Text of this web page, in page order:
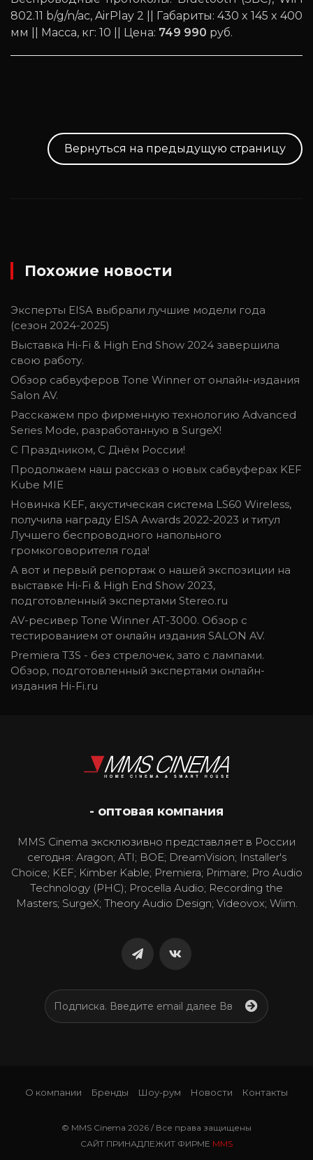
802.11 b/g/n/ac, AirPlay 2 || Габариты: 430 x 145 x 400
мм || Масса, кг: 10 || Цена: 749 990 руб.
Вернуться на предыдущую страницу
Похожие новости
Эксперты EISA выбрали лучшие модели года
(сезон 2024-2025)
Выставка Hi-Fi & High End Show 2024 завершила
свою работу.
Обзор сабвуферов Tone Winner от онлайн-издания
Salon AV.
Расскажем про фирменную технологию Advanced
Series Modе, разработанную в SurgeX!
С Праздником, С Днём России!
Продолжаем наш рассказ о новых сабвуферах KEF
Kube MIE
Новинка KEF, акустическая система LS60 Wireless,
получила награду EISA Awards 2022-2023 и титул
Лучшего беспроводного напольного
громкоговорителя года!
А вот и первый репортаж о нашей экспозиции на
выставке Hi-Fi & High End Show 2023,
подготовленный экспертами Stereo.ru
AV-ресивер Tone Winner AT-3000. Обзор с
тестированием от онлайн издания SALON AV.
Premiera T3S - без стрелочек, зато с лампами.
Обзор, подготовленный экспертами онлайн-
издания Hi-Fi.ru
- оптовая компания
MMS Cinema эксклюзивно представляет в России
сегодня: Aragon; ATI; BOE; DreamVision; Installer's
Choice; KEF; Kimber Kable; Premiera; Primare; Pro Audio
Technology (PHC); Procella Audio; Recording the
Masters; SurgeX; Theory Audio Design; Videovox; Wiim.
О компании Бренды Шоу-рум Новости Контакты
© MMS Cinema 2026 / Все права защищены
САЙТ ПРИНАДЛЕЖИТ ФИРМЕ MMS